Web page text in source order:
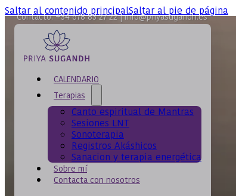
Saltar al contenido principalSaltar al pie de página
Contacto: +34 678 83 27 22 | info@priyasugandh.es
CALENDARIO
Terapias
Canto espiritual de Mantras
Sesiones LNT
Sonoterapia
Registros Akáshicos
Sanacion y terapia energética
Sobre mí
Contacta con nosotros